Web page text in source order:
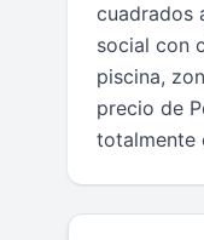
cuadrados
social con
piscina,
precio de
totalmente